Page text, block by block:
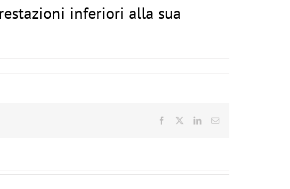
inferiori alla sua
Facebook LinkedInEmail